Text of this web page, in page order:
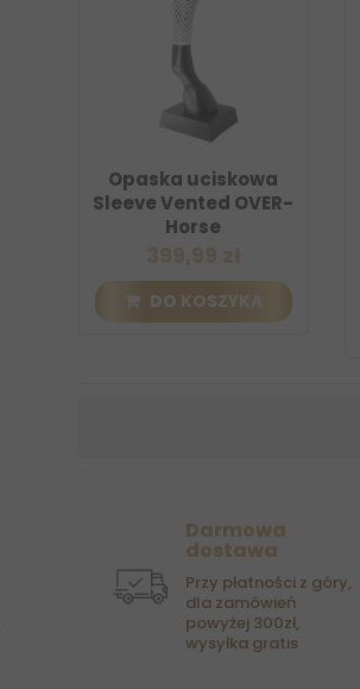
Opaska uciskowa
Sleeve Vented OVER-
Horse
DO KOSZYKA
Darmowa
dostawa
Przy płatności z góry,
dla zamówień
powyżej 300zł,
wysyłka gratis